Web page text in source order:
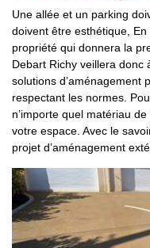
Une allée et un parking
doivent être esthétique, En
propriété qui donnera la
Debart Richy veillera donc
solutions d’aménagement
respectant les normes.
n’importe quel matériau
votre espace. Avec le
projet d’aménagement